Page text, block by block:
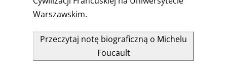
Warszawskim.
Przeczytaj notę biograficzną o Michelu
Foucault